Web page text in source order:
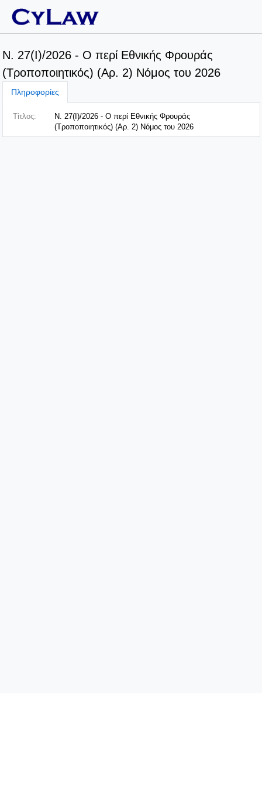
Ν. 27(I)/2026 - Ο περί Εθνικής Φρουράς
(Τροποποιητικός) (Αρ. 2) Νόμος του 2026
Πληροφορίες
Τίτλος:
Ν. 27(I)/2026 - Ο περί Εθνικής Φρουράς
(Τροποποιητικός) (Αρ. 2) Νόμος του 2026